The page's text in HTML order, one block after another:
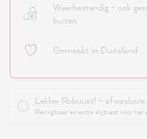
Weerbestendig - ook
buiten.
Gemaakt in Duitsland
Lekker Robuust! -
Reinigbaar en extra slijtvast voor hal